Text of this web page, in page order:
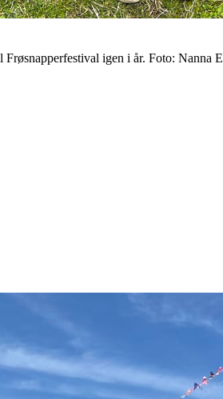
igen i år. Foto: Nanna